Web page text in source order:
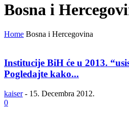
Bosna i
Home Bosna i Hercegovina
Institucije BiH će u 2013.
Pogledajte kako...
kaiser - 15. Decembra 2012.
0